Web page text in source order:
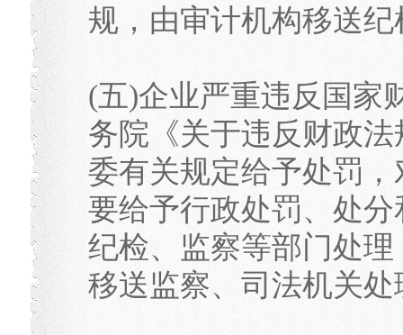
规，由审计机构移送
(五)企业严重违反国家
务院《关于违反财政
委有关规定给予处罚
要给予行政处罚、处
纪检、监察等部门处
移送监察、司法机关处